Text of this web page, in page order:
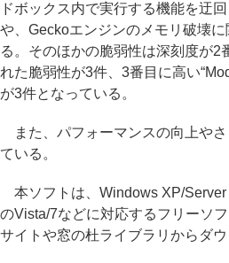
ドボックス内で実行する機能を迂
や、Geckoエンジンのメモリ破壊
る。そのほかの脆弱性は深刻度が2
れた脆弱性が3件、3番目に高い
が3件となっている。
また、パフォーマンスの向上や
ている。
本ソフトは、Windows XP/Server
のVista/7などに対応するフリーソ
サイトや窓の杜ライブラリからダウ